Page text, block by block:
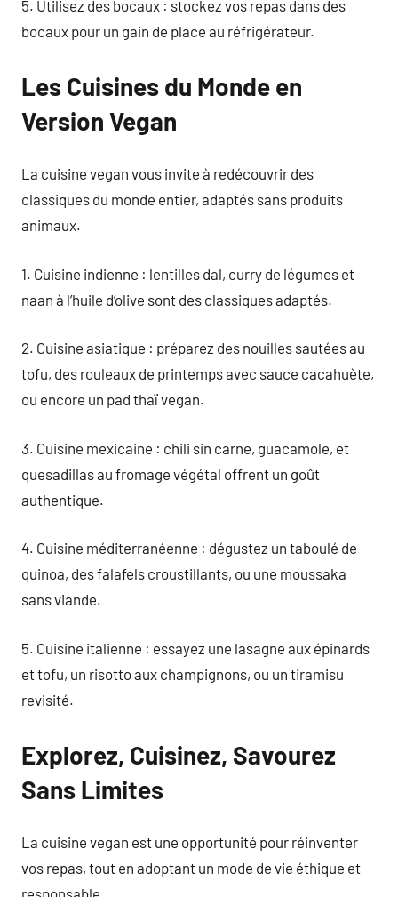
5. Utilisez des bocaux : stockez vos repas dans des
bocaux pour un gain de place au réfrigérateur.
Les Cuisines du Monde en
Version Vegan
La cuisine vegan vous invite à redécouvrir des
classiques du monde entier, adaptés sans produits
animaux.
1. Cuisine indienne : lentilles dal, curry de légumes et
naan à l’huile d’olive sont des classiques adaptés.
2. Cuisine asiatique : préparez des nouilles sautées au
tofu, des rouleaux de printemps avec sauce cacahuète,
ou encore un pad thaï vegan.
3. Cuisine mexicaine : chili sin carne, guacamole, et
quesadillas au fromage végétal offrent un goût
authentique.
4. Cuisine méditerranéenne : dégustez un taboulé de
quinoa, des falafels croustillants, ou une moussaka
sans viande.
5. Cuisine italienne : essayez une lasagne aux épinards
et tofu, un risotto aux champignons, ou un tiramisu
revisité.
Explorez, Cuisinez, Savourez
Sans Limites
La cuisine vegan est une opportunité pour réinventer
vos repas, tout en adoptant un mode de vie éthique et
responsable.